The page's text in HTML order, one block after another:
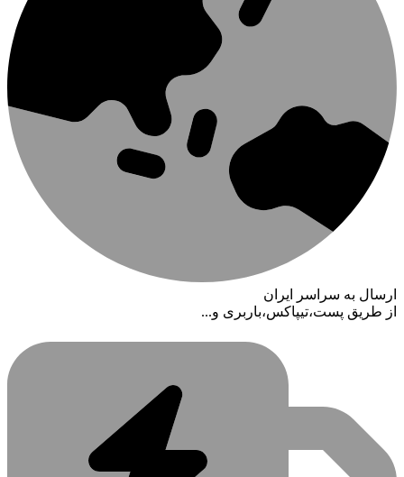
ارسال به سراسر ایران
از طریق پست،تیپاکس،باربری و...